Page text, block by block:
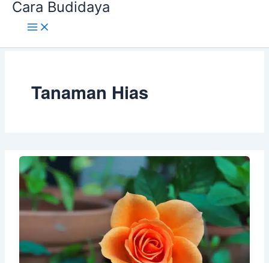
LewatiCara Budidaya
Tanaman Hias